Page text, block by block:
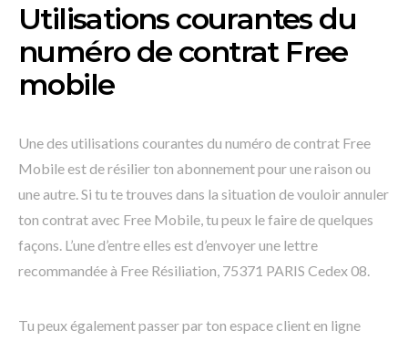
Utilisations courantes du
numéro de contrat Free
mobile
Une des utilisations courantes du numéro de contrat Free
Mobile est de résilier ton abonnement pour une raison ou
une autre. Si tu te trouves dans la situation de vouloir annuler
ton contrat avec Free Mobile, tu peux le faire de quelques
façons. L’une d’entre elles est d’envoyer une lettre
recommandée à Free Résiliation, 75371 PARIS Cedex 08.
Tu peux également passer par ton espace client en ligne